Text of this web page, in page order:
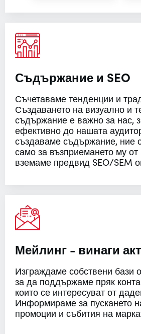
Съдържание и SEO
Съчетаваме тенденции и
Създаването на визуално и
съдържание е важно за нас,
ефективно до нашата
създаваме съдържание, ние
само за възприемането му от
вземаме предвид SEO/SEM
Мейлинг - винаги
Изграждаме собствени бази
за да поддържаме пряк
които се интересуват от
Информираме за пускането
промоции и събития на